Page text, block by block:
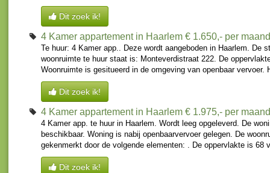
Dit zoek ik!
4 Kamer appartement in Haarlem € 1.650,- per maand
Te huur: 4 Kamer app.. Deze wordt aangeboden in Haarlem. De
woonruimte te huur staat is: Monteverdistraat 222. De
Woonruimte is gesitueerd in de omgeving van openbaar vervoer.
Dit zoek ik!
4 Kamer appartement in Haarlem € 1.975,- per maand
4 Kamer app. te huur in Haarlem. Wordt leeg opgeleverd. De
beschikbaar. Woning is nabij openbaarvervoer gelegen. De
gekenmerkt door de volgende elementen: . De oppervlakte is 68
Dit zoek ik!